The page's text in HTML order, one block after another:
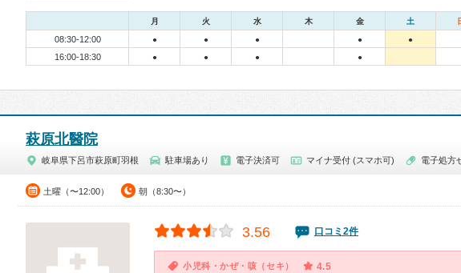
月 火 水 木 金 土
08:30-12:00 ● ● ● ● ●
16:00-18:30 ● ● ● ●
萩原北醫院
岐阜県下呂市萩原町羽根 駐車場あり 電子決済可 マイナ受付 (スマホ可) 電子処方
土曜（〜12:00） 朝（8:30〜）
3.56 口コミ2件
小児科・かぜ・咳（セキ） 4.5